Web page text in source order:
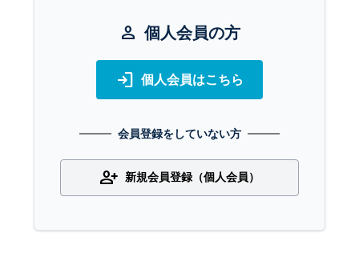
person 個人会員の方
login 個人会員はこちら
会員登録をしていない方
person_add 新規会員登録（個人会員）